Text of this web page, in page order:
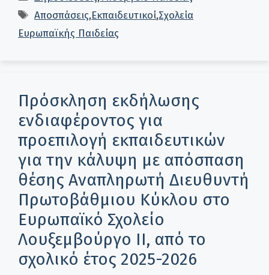
Ετικέτες
Αποσπάσεις,Εκπαιδευτικοί,Σχολεία
Ευρωπαϊκής Παιδείας
Πρόσκληση εκδήλωσης
ενδιαφέροντος για
προεπιλογή εκπαιδευτικών
για την κάλυψη με απόσπαση
θέσης Αναπληρωτή Διευθυντή
Πρωτοβάθμιου Κύκλου στο
Ευρωπαϊκό Σχολείο
Λουξεμβούργο ΙΙ, από το
σχολικό έτος 2025-2026